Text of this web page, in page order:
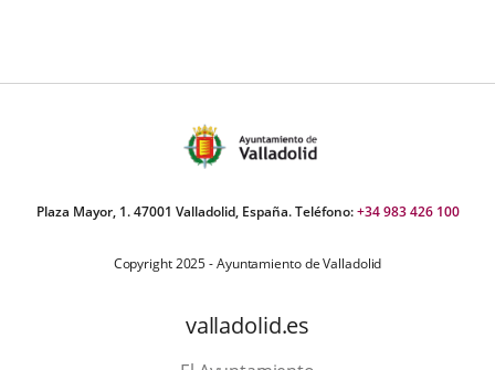
Plaza Mayor, 1. 47001 Valladolid, España. Teléfono:+34 983 426 100
Copyright 2025 - Ayuntamiento de Valladolid
valladolid.es